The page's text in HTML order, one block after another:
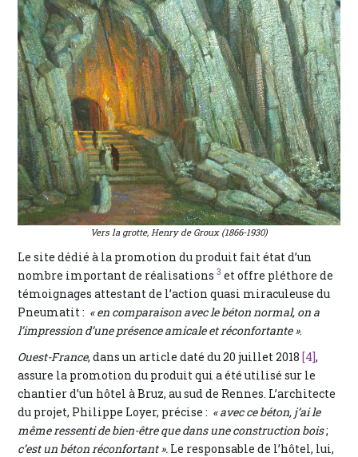
Vers la grotte,Henry de Groux (1866-1930)
Le site dédié à la promotion du produit fait état d’un
nombre important de réalisations 3 et offre pléthore de
témoignages attestant de l’action quasi miraculeuse du
Pneumatit : « en comparaison avec le béton normal, on a
l’impression d’une présence amicale et réconfortante ».
Ouest-France, dans un article daté du 20 juillet 2018[4],
assure la promotion du produit qui a été utilisé sur le
chantier d’un hôtel à Bruz, au sud de Rennes. L’architecte
du projet, Philippe Loyer, précise : « avec ce béton, j’ai le
même ressenti de bien-être que dans une construction bois;
c’est un béton réconfortant ». Le responsable de l’hôtel, lui,